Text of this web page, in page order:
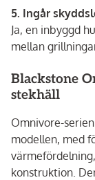
5. Ingår
Ja, en inbyggd
mellan
Blackstone
stekhäll
Omnivore-
modellen, med
konstruktion.